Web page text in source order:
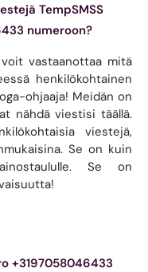
TempSMSS
numeroon?
vastaanottaa mitä
henkilökohtainen
ohjaaja! Meidän on
nähdä viestisi täällä.
​​viestejä,
Se on kuin
Se on
+3197058046433